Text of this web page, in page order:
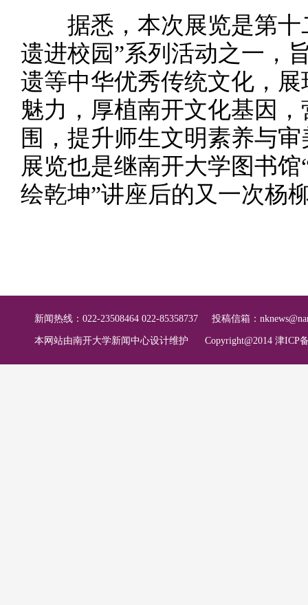
据悉，本次展览是第十
遗进校园”系列活动之一，
遗等中华优秀传统文化，
魅力，厚植南开文化基因
围，提升师生文明素养与
展览也是继南开大学图书
绘乾坤”讲座后的又一次杨
新闻热线：022-23508464 022-85358737 投稿信箱：
本网站由南开大学新闻中心设计维护 Copyright@2014 津ICP